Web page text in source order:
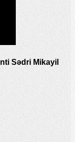
Sədri Mikayil